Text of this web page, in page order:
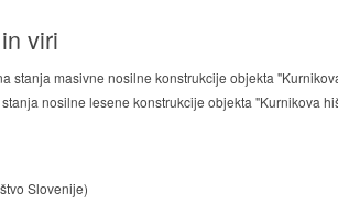
viri
stanja masivne nosilne konstrukcije objekta
nosilne lesene konstrukcije objekta "Kurnikova
Slovenije)